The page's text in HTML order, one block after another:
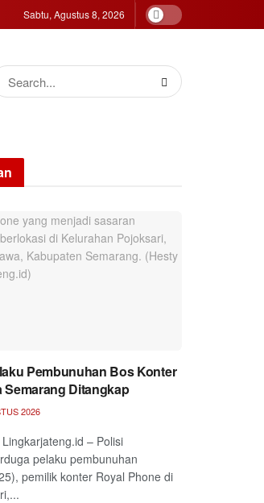
Sabtu, Agustus 8, 2026
Pembunuhan Bos Konter
Semarang Ditangkap
2026
– Polisi
pelaku pembunuhan
pemilik konter Royal Phone di